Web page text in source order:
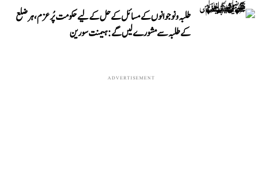
طلبہ و نوجوانوں کے مسائل کے حل کے لیے حکومت پُرعزم، ہر ضلع
کے طلبہ سے مشورے لیں گے: ہیمنت سورین
ADVERTISEMENT